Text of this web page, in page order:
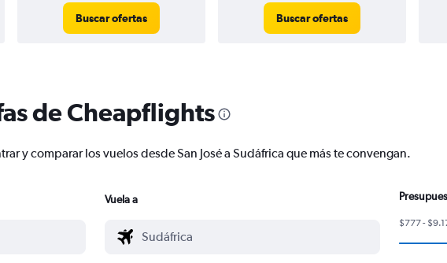
Buscar ofertas Buscar ofertas
de Cheapflights
y comparar los vuelos desde San José a Sudáfrica que más te convengan.
Vuela a
$777 -